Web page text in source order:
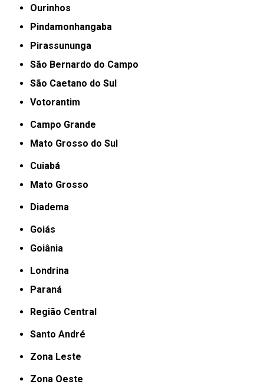
Ourinhos
Pindamonhangaba
Pirassununga
São Bernardo do Campo
São Caetano do Sul
Votorantim
Campo Grande
Mato Grosso do Sul
Cuiabá
Mato Grosso
Diadema
Goiás
Goiânia
Londrina
Paraná
Região Central
Santo André
Zona Leste
Zona Oeste